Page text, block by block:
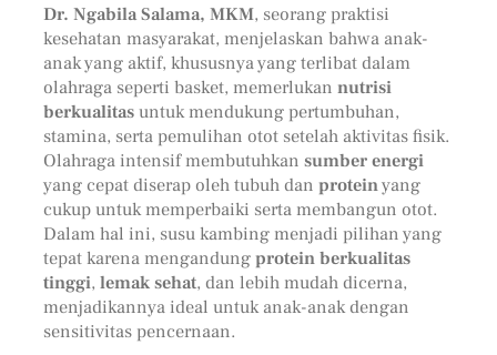
Dr. Ngabila Salama, MKM, seorang praktisi
kesehatan masyarakat, menjelaskan bahwa anak-
anak yang aktif, khususnya yang terlibat dalam
olahraga seperti basket, memerlukan nutrisi
berkualitasuntuk mendukung pertumbuhan,
stamina, serta pemulihan otot setelah aktivitas fisik.
Olahraga intensif membutuhkan sumber energi
yang cepat diserap oleh tubuh dan proteinyang
cukup untuk memperbaiki serta membangun otot.
Dalam hal ini, susu kambing menjadi pilihan yang
tepat karena mengandungprotein berkualitas
tinggi, lemak sehat, dan lebih mudah dicerna,
menjadikannya ideal untuk anak-anak dengan
sensitivitas pencernaan.